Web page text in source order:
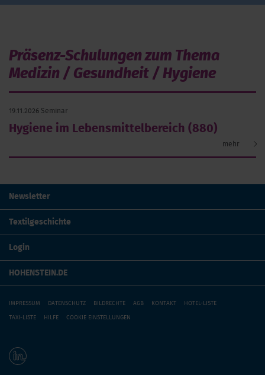
Präsenz-Schulungen zum Thema
Medizin / Gesundheit / Hygiene
19.11.2026 Seminar
Hy­gie­ne im Le­bens­mit­tel­be­reich (880)
mehr
Newsletter
Textilgeschichte
Login
HOHENSTEIN.DE
IMPRESSUM DATENSCHUTZ BILDRECHTE AGB KONTAKT HOTEL-LISTE
TAXI-LISTE HILFE COOKIE EINSTELLUNGEN